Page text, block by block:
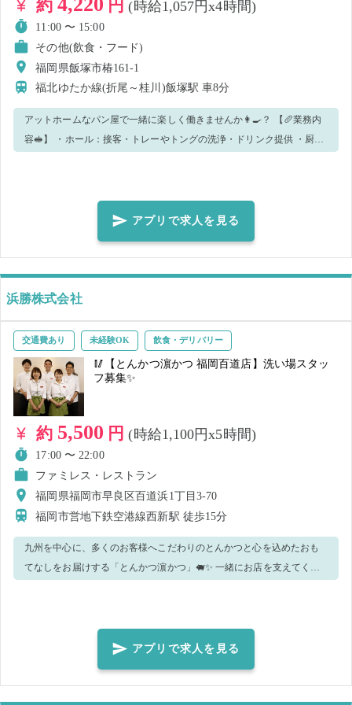
約 円(時給1,057円x4時間)
11:00 〜 15:00
その他(飲食・フード)
福岡県飯塚市椿161-1
福北ゆたか線(折尾～桂川)飯塚駅車8分
アットホームなパン屋で一緒に楽しく働きませんか👩‍🍳？ 【🥖業務内
容🥪】 ・ホール：接客・トレーやトングの洗浄・ドリンク提供 ・厨
🍞】 「当社で長期で働くメリットはこれだ！！👆」 ・柔軟なシフト対
応可能！ ・成績に応じて時給UPが見込める！ ・バイト→正社員登用も
可能！ ・美味しいパンも...😏！？ 実際に働いてみて "いいな" と思った
り、"安定的に働きたい！" 等々... ご興味のある方はお気軽にスタッフ
へお声がけください！
アプリで求人を見る
浜勝株式会社
交通費あり 未経験OK 飲食・デリバリー
🥢【とんかつ濵かつ 福岡百道店】洗い場スタッ
フ募集✨
約 5,500 円(時給1,100円x5時間)
17:00 〜 22:00
ファミレス・レストラン
福岡県福岡市早良区百道浜1丁目3-70
福岡市営地下鉄空港線西新駅 徒歩15分
九州を中心に、多くのお客様へこだわりのとんかつと心を込めたおも
てなしをお届けする「とんかつ濵かつ」🐖✨ 一緒にお店を支えてくだ
の業務をお願いすることがございます。 スタッフが丁寧にサポートい
たしますので、安心してくださいね！ 気になった方はご応募お待ちし
いた上でご応募くださいませ。
アプリで求人を見る